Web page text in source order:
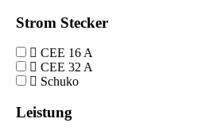
Strom Stecker
CEE 16 A
CEE 32 A
Schuko
Leistung